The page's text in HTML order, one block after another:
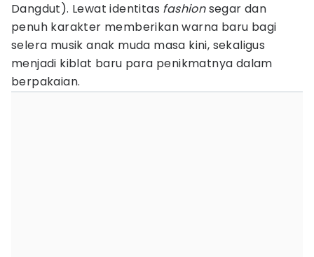
Dangdut). Lewat identitas fashionsegar dan
penuh karakter memberikan warna baru bagi
selera musik anak muda masa kini, sekaligus
menjadi kiblat baru para penikmatnya dalam
berpakaian.